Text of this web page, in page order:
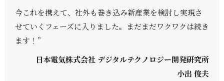
今これを携えて、社外も巻き込み新産業を検討し実現さ
せていくフェーズに入りました。まだまだワクワクは続き
ます！”
日本電気株式会社 デジタルテクノロジー開発研究所
小出 俊夫